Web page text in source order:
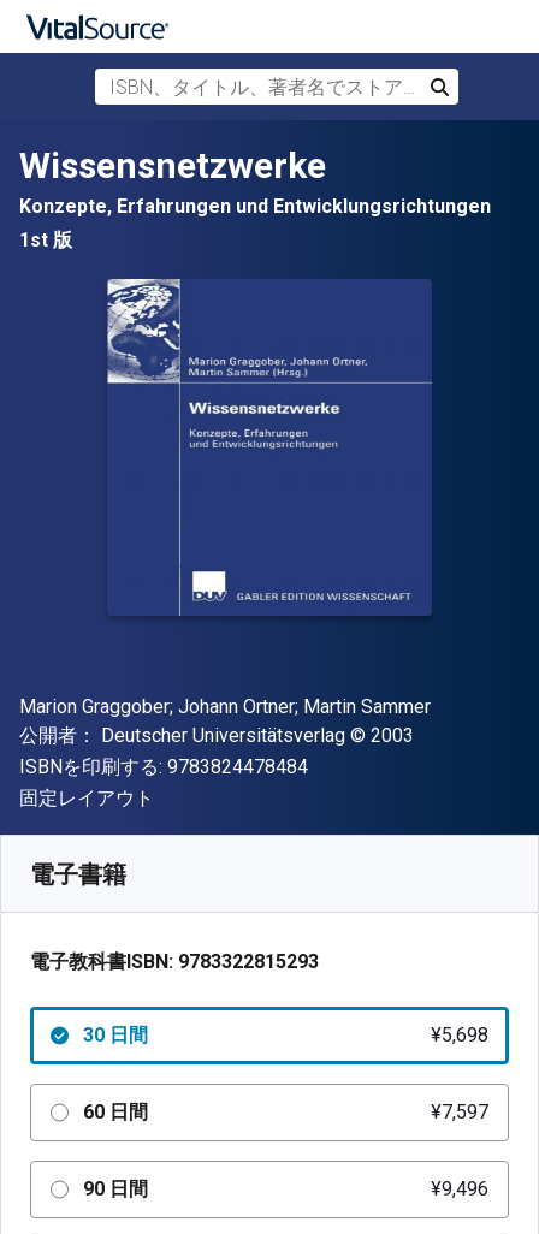
メインコンテンツへスキップ
ISBN、タイトル、著者名でストアを検索
検索
Wissensnetzwerke
Konzepte, Erfahrungen und Entwicklungsrichtungen
1st 版
著者
Marion Graggober; Johann Ortner; Martin Sammer
出版社
公開者： Deutscher Universitätsverlag 著作権
© 2003
ISBNを印刷する: 9783824478484"ISBN-13 9783824478484"
形式
固定レイアウト
電子書籍
電子教科書ISBN: 9783322815293
30 日間 ¥5,698
60 日間 ¥7,597
90 日間 ¥9,496